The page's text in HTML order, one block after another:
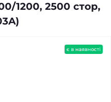
1200, 2500 стор,
є в наявності